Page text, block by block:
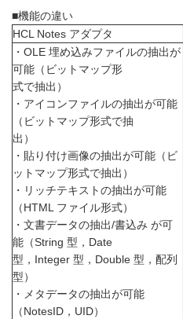
■機能の違い
HCL Notes アダプタ
・OLE 埋め込みファイルの抽出が
可能（ビットマップ形
式で抽出）
・アイコンファイルの抽出が可能
（ビットマップ形式で抽
出）
・貼り付け画像の抽出が可能（ビ
ットマップ形式で抽出）
・リッチテキストの抽出が可能
（HTML ファイル形式）
・文書データの抽出/書込み が可
能（String 型，Date
型，Integer 型，Double 型，配列
型）
・メタデータの抽出が可能
（NotesID，UID）